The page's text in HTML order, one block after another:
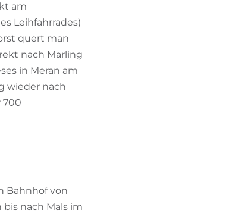
am
Leihfahrrades)
quert man
nach Marling
in Meran am
wieder nach
700
Bahnhof von
nach Mals im